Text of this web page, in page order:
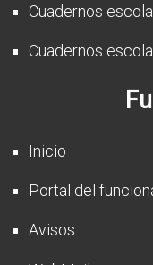
Cuadernos
Cuadernos
Inicio
Portal del
Avisos